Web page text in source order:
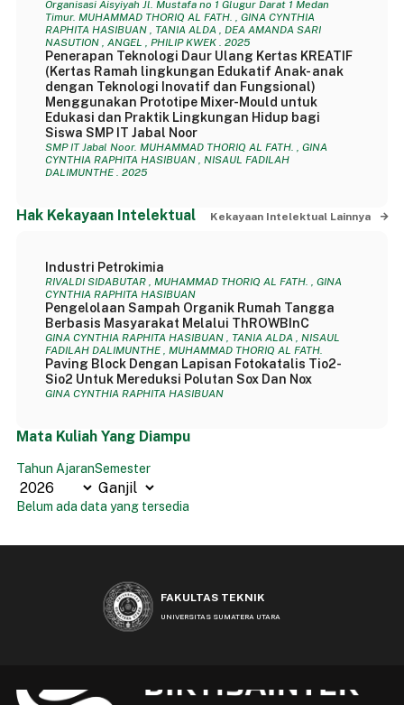
Organisasi Aisyiyah Jl. Mustafa no 1 Glugur Darat 1 Medan
Timur. MUHAMMAD THORIQ AL FATH. , GINA CYNTHIA
RAPHITA HASIBUAN , TANIA ALDA , DEA AMANDA SARI
NASUTION , ANGEL , PHILIP KWEK . 2025
Penerapan Teknologi Daur Ulang Kertas KREATIF
(Kertas Ramah lingkungan Edukatif Anak- anak
dengan Teknologi Inovatif dan Fungsional)
Menggunakan Prototipe Mixer-Mould untuk
Edukasi dan Praktik Lingkungan Hidup bagi
Siswa SMP IT Jabal Noor
SMP IT Jabal Noor. MUHAMMAD THORIQ AL FATH. , GINA
CYNTHIA RAPHITA HASIBUAN , NISAUL FADILAH
DALIMUNTHE . 2025
Hak Kekayaan Intelektual Kekayaan Intelektual Lainnya
Industri Petrokimia
RIVALDI SIDABUTAR , MUHAMMAD THORIQ AL FATH. , GINA
CYNTHIA RAPHITA HASIBUAN
Pengelolaan Sampah Organik Rumah Tangga
Berbasis Masyarakat Melalui ThROWBInC
GINA CYNTHIA RAPHITA HASIBUAN , TANIA ALDA , NISAUL
FADILAH DALIMUNTHE , MUHAMMAD THORIQ AL FATH.
Paving Block Dengan Lapisan Fotokatalis Tio2-
Sio2 Untuk Mereduksi Polutan Sox Dan Nox
GINA CYNTHIA RAPHITA HASIBUAN
Mata Kuliah Yang Diampu
Tahun AjaranSemester
Belum ada data yang tersedia
FAKULTAS TEKNIK
UNIVERSITAS SUMATERA UTARA